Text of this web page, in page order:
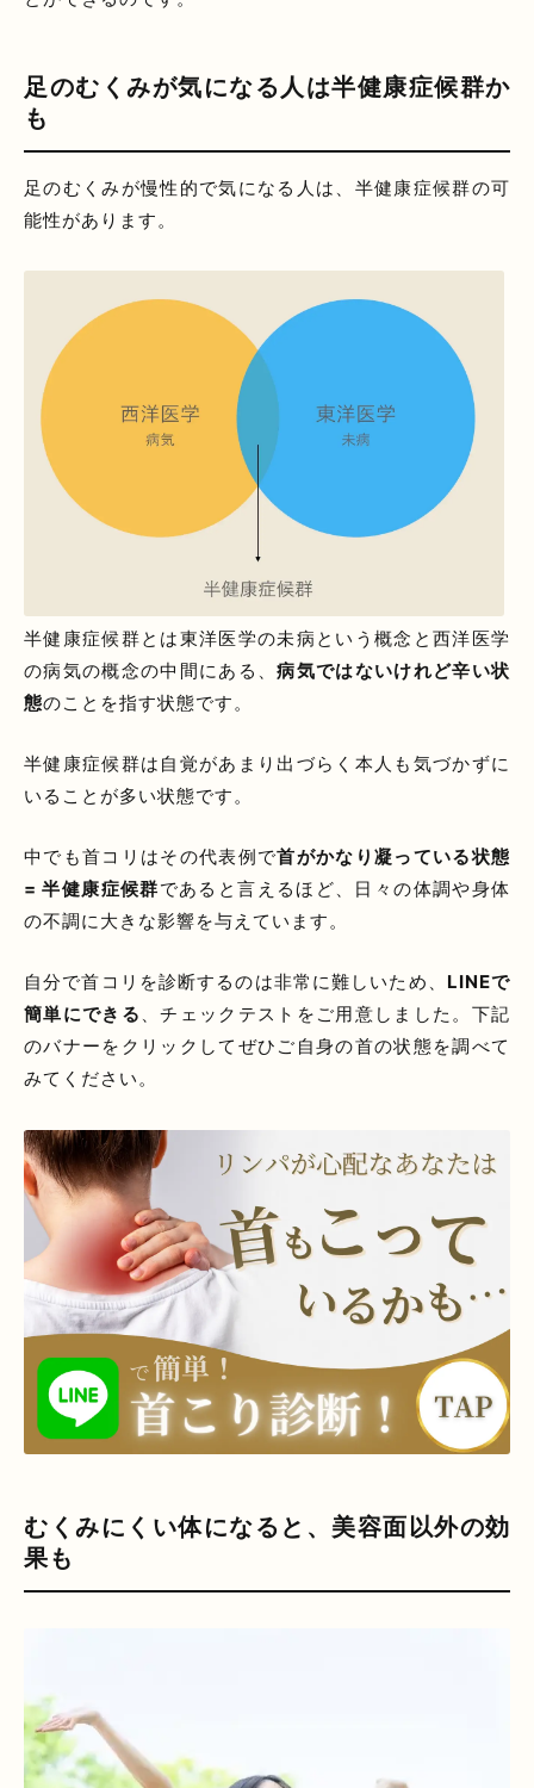
足のむくみが気になる人は半健康症候群か
も
足のむくみが慢性的で気になる人は、半健康症候群の可
能性があります。
半健康症候群とは東洋医学の未病という概念と西洋医学
の病気の概念の中間にある、病気ではないけれど辛い状
態のことを指す状態です。
半健康症候群は自覚があまり出づらく本人も気づかずに
いることが多い状態です。
中でも首コリはその代表例で首がかなり凝っている状態
= 半健康症候群であると言えるほど、日々の体調や身体
の不調に大きな影響を与えています。
自分で首コリを診断するのは非常に難しいため、 LINEで
簡単にできる 、チェックテストをご用意しました。下記
のバナーをクリックしてぜひご自身の首の状態を調べて
みてください。
むくみにくい体になると、美容面以外の効
果も